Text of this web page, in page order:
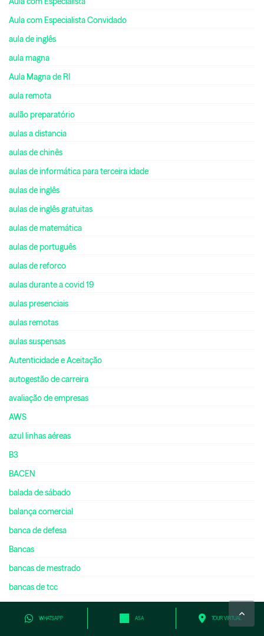
WHATSAPP ASA TOUR VIRTUAL
Aula com Especialista Convidado
aula de inglês
aula magna
Aula Magna de RI
aula remota
aulão preparatório
aulas a distancia
aulas de chinês
aulas de informática para terceira idade
aulas de inglês
aulas de inglês gratuitas
aulas de matemática
aulas de português
aulas de reforco
aulas durante a covid 19
aulas presenciais
aulas remotas
aulas suspensas
Autenticidade e Aceitação
autogestão de carreira
avaliação de empresas
AWS
azul linhas aéreas
B3
BACEN
balada de sábado
balança comercial
banca de defesa
Bancas
bancas de mestrado
bancas de tcc
banco central do brasil